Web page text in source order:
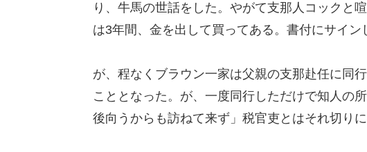
り、牛馬の世話をした。やがて支那人コックと
は3年間、金を出して買ってある。書付にサイン
が、程なくブラウン一家は父親の支那赴任に同
こととなった。が、一度同行しただけで知人の
後向うからも訪ねて来ず」税官吏とはそれ切りに